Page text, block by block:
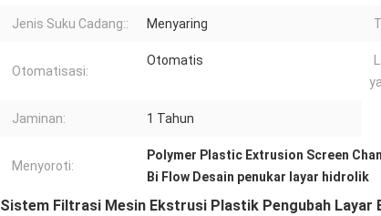
Jenis Suku Cadang:: Menyaring
Otomatisasi:
Otomatis
Jaminan: 1 Tahun
Menyoroti:
Polymer Plastic Extrusion Screen
Bi Flow Desain penukar layar hidrolik
Sistem Filtrasi Mesin Ekstrusi Plastik Pengubah Layar